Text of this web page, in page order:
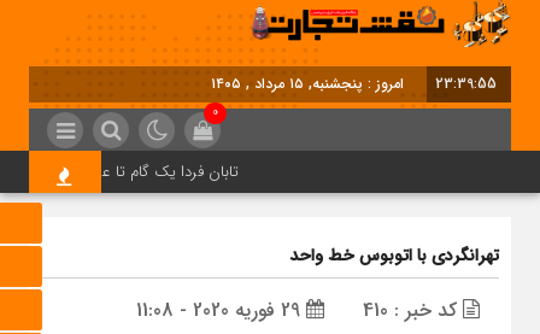
23:39:55 امروز : پنجشنبه, ۱۵ مرداد , ۱۴۰۵
0
تابان فردا یک گام تا عرضه اولیه؛
تهرانگردی با اتوبوس خط واحد
کد خبر : 410